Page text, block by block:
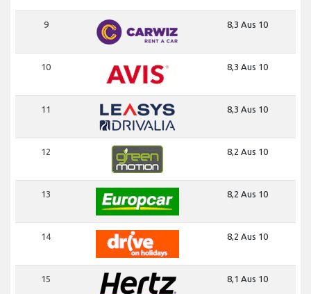
9 8,3 Aus 10
10 8,3 Aus 10
11 8,3 Aus 10
12 8,2 Aus 10
13 8,2 Aus 10
14 8,2 Aus 10
15 8,1 Aus 10